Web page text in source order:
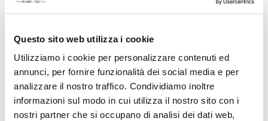
Questo sito web utilizza i cookie
Utilizziamo i cookie per personalizzare contenuti ed
annunci, per fornire funzionalità dei social media e per
analizzare il nostro traffico. Condividiamo inoltre
informazioni sul modo in cui utilizza il nostro sito con i
nostri partner che si occupano di analisi dei dati web,
ACQUISTA PRODOTTO